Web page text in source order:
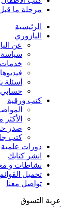
مرحلة ما
الرئيسية
اليازوري
عن
سياسة
خدمات
أسئلة
حسابي
كتب ورقية
الأكثر
صدر
كتب
دورات علمية
انشر كتابك
نشاطات و
تحميل القوائم
تواصل معنا
عربة التسوق